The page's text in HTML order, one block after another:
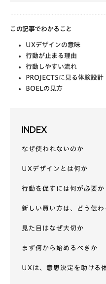
この記事でわかること
UXデザインの意味
行動が止まる理由
行動しやすい流れ
PROJECTSに見る体験設計
BOELの見方
INDEX
なぜ使われないのか
UXデザインとは何か
行動を促すには何が必要か
新しい買い方は、どう伝わ
見た目はなぜ大切か
まず何から始めるべきか
UXは、意思決定を助ける